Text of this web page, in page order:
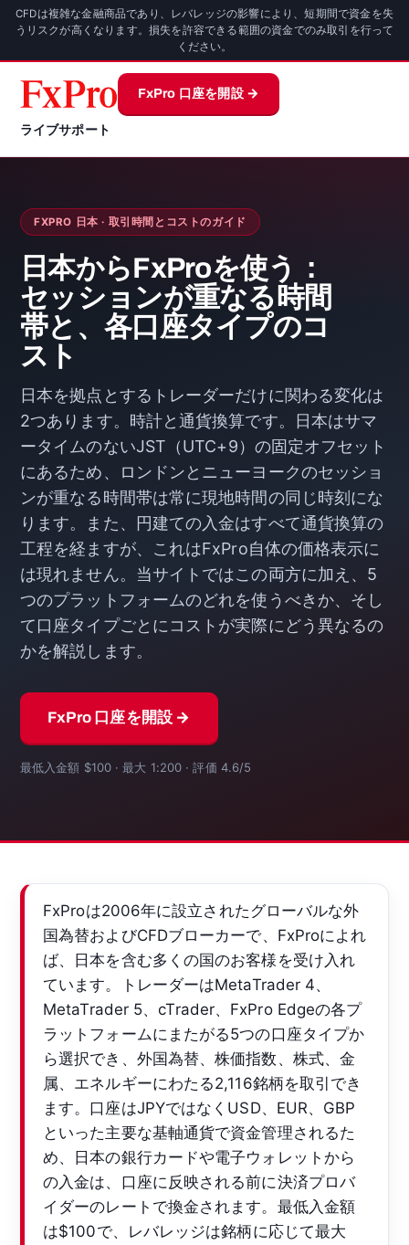
CFDは複雑な金融商品であり、レバレッジの影響により、短期間で資金を失
うリスクが高くなります。損失を許容できる範囲の資金でのみ取引を行って
ください。
ライブサポート
FxPro 口座を開設 →
FXPRO 日本 · 取引時間とコストのガイド
日本からFxProを使う：
セッションが重なる時間
帯と、各口座タイプのコ
スト
日本を拠点とするトレーダーだけに関わる変化は
2つあります。時計と通貨換算です。日本はサマ
ータイムのないJST（UTC+9）の固定オフセット
にあるため、ロンドンとニューヨークのセッショ
ンが重なる時間帯は常に現地時間の同じ時刻にな
ります。また、円建ての入金はすべて通貨換算の
工程を経ますが、これはFxPro自体の価格表示に
は現れません。当サイトではこの両方に加え、5
つのプラットフォームのどれを使うべきか、そし
て口座タイプごとにコストが実際にどう異なるの
かを解説します。
FxPro 口座を開設 →
最低入金額 $100 · 最大 1:200 · 評価 4.6/5
FxProは2006年に設立されたグローバルな外
国為替およびCFDブローカーで、FxProによれ
ば、日本を含む多くの国のお客様を受け入れ
ています。トレーダーはMetaTrader 4、
MetaTrader 5、cTrader、FxPro Edgeの各プ
ラットフォームにまたがる5つの口座タイプか
ら選択でき、外国為替、株価指数、株式、金
属、エネルギーにわたる2,116銘柄を取引でき
ます。口座はJPYではなくUSD、EUR、GBP
といった主要な基軸通貨で資金管理されるた
め、日本の銀行カードや電子ウォレットから
の入金は、口座に反映される前に決済プロバ
イダーのレートで換金されます。最低入金額
は$100で、レバレッジは銘柄に応じて最大